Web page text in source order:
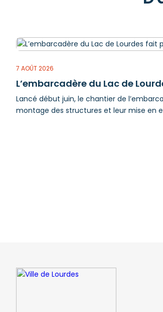
7 AOÛT 2026
L’embarcadère du Lac de
Lancé début juin, le chantier de
montage des structures et leur mise en